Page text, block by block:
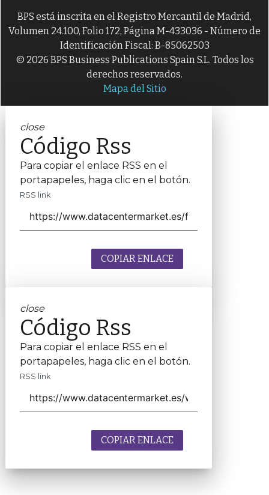
BPS está inscrita en el Registro Mercantil de Madrid,
Volumen 24.100, Folio 172, Página M-433036 - Número de
Identificación Fiscal: B-85062503
© 2026 BPS Business Publications Spain S.L. Todos los
derechos reservados.
Mapa del Sitio
close
Código Rss
Para copiar el enlace RSS en el
portapapeles, haga clic en el botón.
RSS link
COPIAR ENLACE
close
Código Rss
Para copiar el enlace RSS en el
portapapeles, haga clic en el botón.
RSS link
COPIAR ENLACE